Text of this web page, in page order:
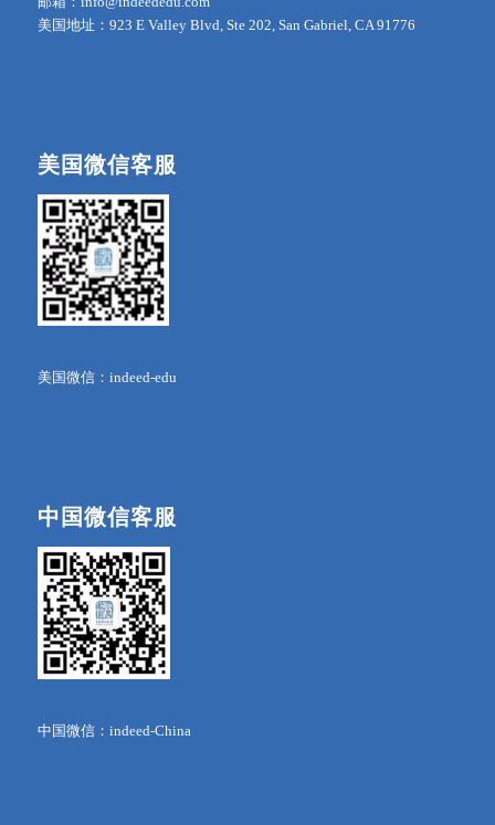
美国地址：923 E Valley Blvd, Ste 202, San Gabriel, CA 91776
美国微信客服
美国微信：indeed-edu
中国微信客服
中国微信：indeed-China